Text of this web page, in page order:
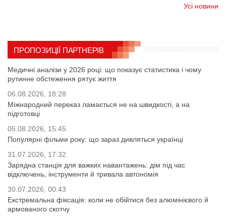
Усі новини
ПРОПОЗИЦІЇ ПАРТНЕРІВ
Медичні аналізи у 2026 році: що показує статистика і чому
рутинне обстеження рятує життя
06.08.2026, 18:28
Міжнародний переказ ламається не на швидкості, а на
підготовці
05.08.2026, 15:45
Популярні фільми року: що зараз дивляться українці
31.07.2026, 17:32
Зарядна станція для важких навантажень: дім під час
відключень, інструменти й тривала автономія
30.07.2026, 00:43
Екстремальна фіксація: коли не обійтися без алюмінієвого й
армованого скотчу